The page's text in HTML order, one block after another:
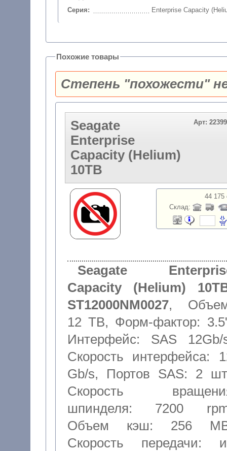
Серия:
Enterprise Capacity
Похожие товары
Степень "похожести"
Seagate
Enterprise
Capacity (Helium)
10TB
Арт:
44 175
Склад:
Seagate
Capacity (Helium)
ST12000NM0027,
12 TB, Форм-фактор:
Интерфейс: SAS 12Gb/
Скорость интерфейса:
Gb/s, Портов SAS: 2
Скорость
шпинделя: 7200
Объем кэш: 256
Скорость передачи: